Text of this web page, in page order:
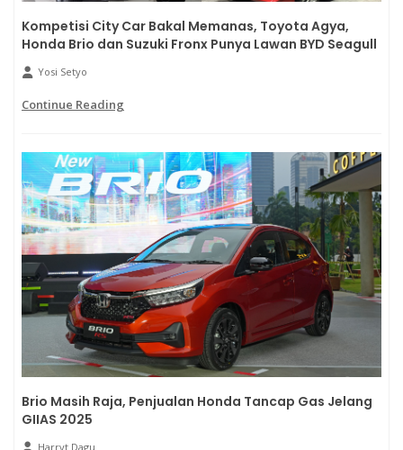
Kompetisi City Car Bakal Memanas, Toyota Agya,
Honda Brio dan Suzuki Fronx Punya Lawan BYD Seagull
Yosi Setyo
Continue Reading
Brio Masih Raja, Penjualan Honda Tancap Gas Jelang
GIIAS 2025
Harryt Dagu